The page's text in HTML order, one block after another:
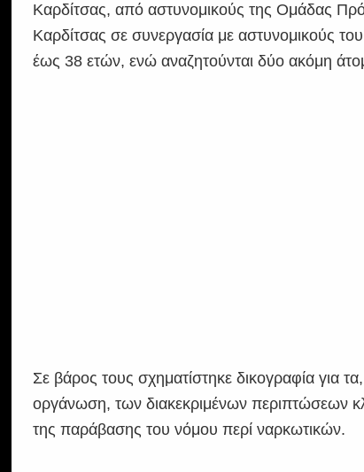
Καρδίτσας, από αστυνομικούς της Ομάδας
Καρδίτσας σε συνεργασία με αστυνομικούς
έως 38 ετών, ενώ αναζητούνται δύο ακόμη
Σε βάρος τους σχηματίστηκε δικογραφία για
οργάνωση, των διακεκριμένων περιπτώσεων
της παράβασης του νόμου περί ναρκωτικών.